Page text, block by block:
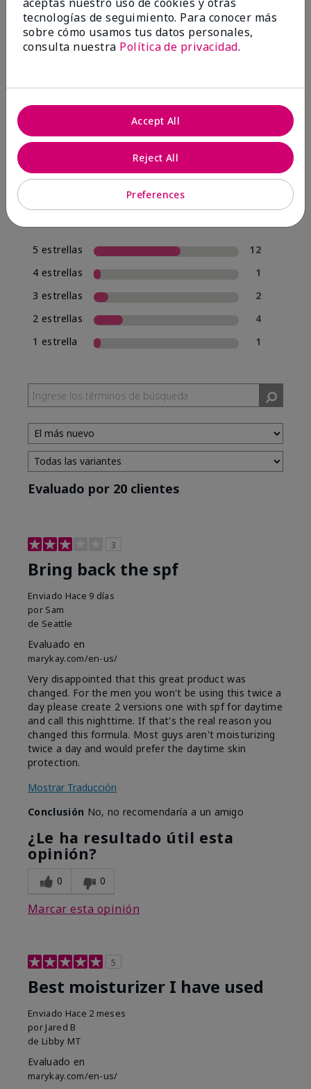
4.0
20 Reseñas
Escribir Una Opinión
70% de los encuestados recomendaría a un amigo.
5 estrellas
12
4 estrellas
1
3 estrellas
2
2 estrellas
4
1 estrella
1
Evaluado por 20 clientes
3
Bring back the spf
Enviado Hace 9 días
por Sam
de Seattle
Evaluado en
marykay.com/en-us/
Very disappointed that this great product was
changed. For the men you won't be using this twice a
day please create 2 versions one with spf for daytime
and call this nighttime. If that's the real reason you
changed this formula. Most guys aren't moisturizing
twice a day and would prefer the daytime skin
protection.
Mostrar Traducción
Conclusión No, no recomendaría a un amigo
¿Le ha resultado útil esta
opinión?
0 0
Marcar esta opinión
5
Best moisturizer I have used
Enviado Hace 2 meses
por Jared B
de Libby MT
Evaluado en
marykay.com/en-us/
tecnologías de seguimiento. Para conocer más
sobre cómo usamos tus datos personales,
consulta nuestra Política de privacidad.
Preferences
Reject All
Accept All